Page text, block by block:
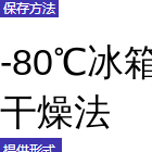
-80℃冰
干燥法